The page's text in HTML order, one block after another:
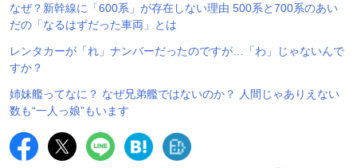
なぜ？新幹線に「600系」が存在しない理由 500系と700系のあい
だの「なるはずだった車両」とは
レンタカーが「れ」ナンバーだったのですが…「わ」じゃないんで
すか？
姉妹艦ってなに？ なぜ兄弟艦ではないのか？ 人間じゃありえない
数も“一人っ娘”もいます